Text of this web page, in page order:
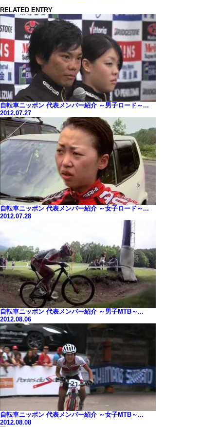
RELATED ENTRY
自転車ニッポン 代表メンバー紹介 ～男子ロード～...
2012.07.27
自転車ニッポン 代表メンバー紹介 ～女子ロード～...
2012.07.28
自転車ニッポン 代表メンバー紹介 ～男子MTB～...
2012.08.06
自転車ニッポン 代表メンバー紹介 ～女子MTB～...
2012.08.08